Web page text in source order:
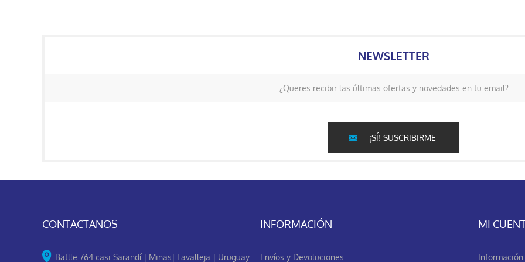
NEWSLETTER
¿Queres recibir las últimas ofertas y novedades en tu email?
¡SÍ! SUSCRIBIRME
CONTACTANOS
Batlle 764 casi Sarandí | Minas| Lavalleja | Uruguay
INFORMACIÓN
Envíos y Devoluciones
MI